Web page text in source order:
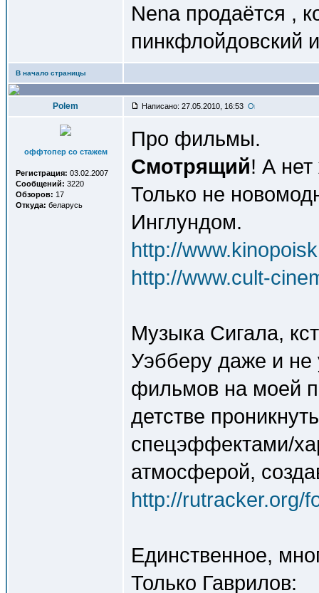
Nena продаётся ,
пинкфлойдовский
В начало страницы
Polem Написано: 27.05.2010, 16:53
оффтопер со стажем
Регистрация: 03.02.2007
Сообщений: 3220
Обзоров: 17
Откуда: беларусь
Про фильмы.
Смотрящий! А
Только не
Инглундом.
http://
http://www.cult-
Музыка Сигала,
Уэбберу даже и не
фильмов на моей
детстве
спецэффектами/
атмосферой,
http://rutracker.org/
Единственное,
Только Гаврилов: